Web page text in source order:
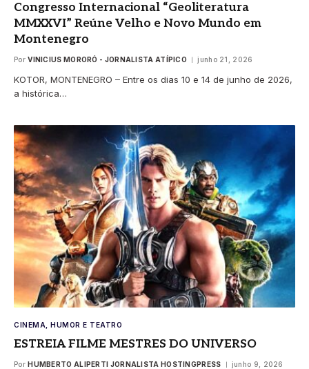
Congresso Internacional “Geoliteratura
MMXXVI” Reúne Velho e Novo Mundo em
Montenegro
Por VINICIUS MORORÓ - JORNALISTA ATÍPICO junho 21, 2026
KOTOR, MONTENEGRO – Entre os dias 10 e 14 de junho de 2026,
a histórica…
CINEMA, HUMOR E TEATRO
ESTREIA FILME MESTRES DO UNIVERSO
Por HUMBERTO ALIPERTI JORNALISTA HOSTINGPRESS junho 9, 2026